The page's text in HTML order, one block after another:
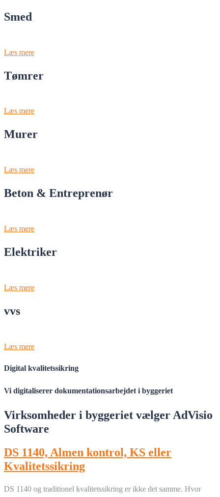
Smed
Læs mere
Tømrer
Læs mere
Murer
Læs mere
Beton & Entreprenør
Læs mere
Elektriker
Læs mere
vvs
Læs mere
Digital kvalitetssikring
Vi digitaliserer dokumentationsarbejdet i byggeriet
Virksomheder i byggeriet vælger AdVisio
Software
DS 1140, Almen kontrol, KS eller
Kvalitetssikring
DS 1140 og traditionel kvalitetssikring er ikke det samme. Hvor